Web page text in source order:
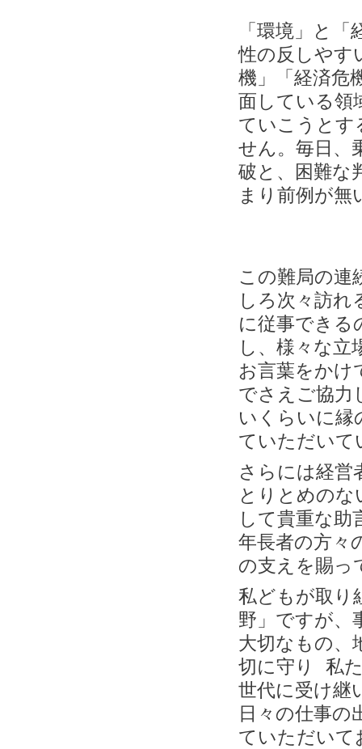
「環境」と
性の反しやす
機」「経済危
面している領
ていこうとす
せん。毎日、
破と、困難な
まり前例が無
この難局の連
しろ次々訪れ
に従事できる
し、様々な立
お言葉をかけ
でさえご協力
いくらいに縁
ていただいて
さらには経
とりとめのな
して貴重な
年長者の方々
の支えを賜っ
私どもが取り
野」ですが、
大切なもの、
切に守り 私
世代に受け継
日々の仕事
ていただいて